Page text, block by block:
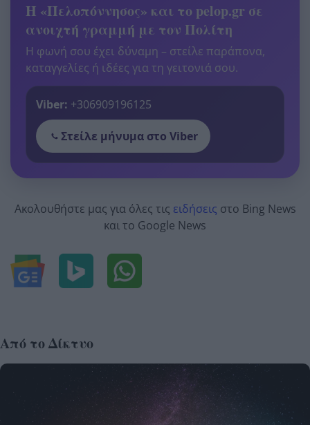
Η «Πελοπόννησος» και το pelop.gr σε
ανοιχτή γραμμή με τον Πολίτη
Η φωνή σου έχει δύναμη – στείλε παράπονα,
καταγγελίες ή ιδέες για τη γειτονιά σου.
Viber: +306909196125
Στείλε μήνυμα στο Viber
Ακολουθήστε μας για όλες τις ειδήσεις στο Bing News
και το Google News
Από το Δίκτυο